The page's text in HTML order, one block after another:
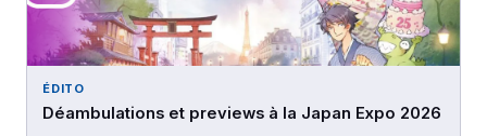
ÉDITO
Déambulations et previews à la Japan Expo 2026